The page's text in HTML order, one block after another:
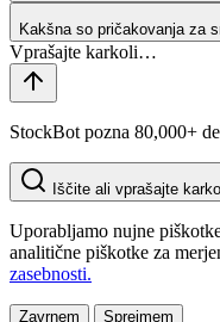
Kakšna so pričakovanja za
StockBot pozna 80,000+
Iščite ali vprašajte
Uporabljamo nujne
analitične piškotke za
zasebnosti.
Zavrnem Sprejmem